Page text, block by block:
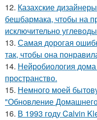
12. Казахские
бешбармака, чтобы на
исключительно
13. Самая дорогая
так, чтобы она
14. Нейробиология
пространство.
15. Немного моей
"Обновление
16. В 1993 году Calvin